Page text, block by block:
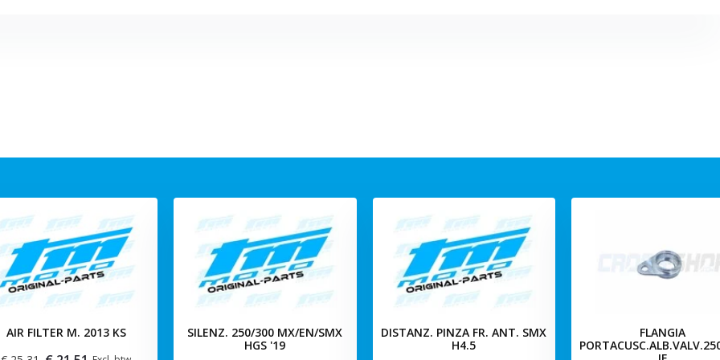
AIR FILTER M. 2013 KS
SILENZ. 250/300 MX/EN/SMX
HGS '19
DISTANZ. PINZA FR. ANT. SMX
H4.5
FLANGIA